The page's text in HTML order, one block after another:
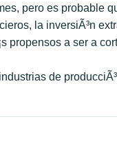
pero es probable
la inversiÃ³n
propensos a ser a
de